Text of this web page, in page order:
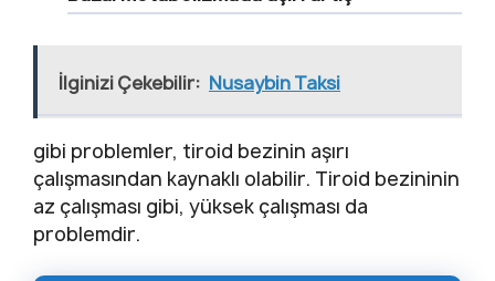
İlginizi Çekebilir: Nusaybin Taksi
gibi problemler, tiroid bezinin aşırı
çalışmasından kaynaklı olabilir. Tiroid bezininin
az çalışması gibi, yüksek çalışması da
problemdir.